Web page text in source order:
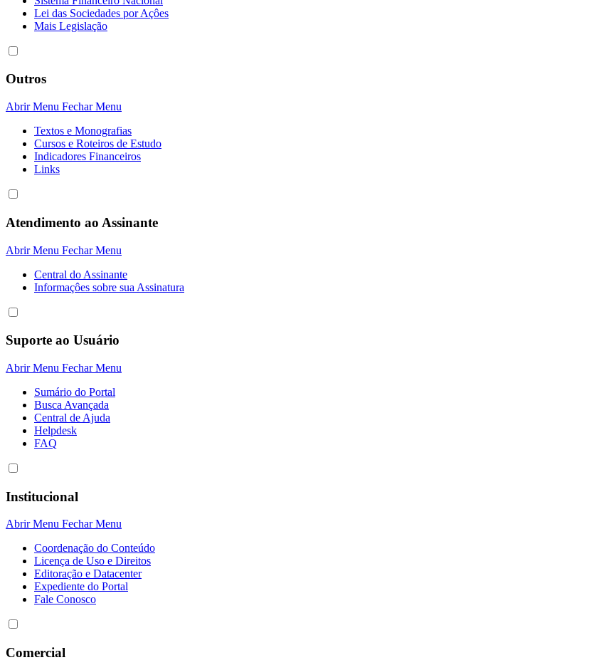
Lei das Sociedades por Açôes
Mais Legislação
Outros
Abrir Menu Fechar Menu
Textos e Monografias
Cursos e Roteiros de Estudo
Indicadores Financeiros
Links
Atendimento ao Assinante
Abrir Menu Fechar Menu
Central do Assinante
Informaçôes sobre sua Assinatura
Suporte ao Usuário
Abrir Menu Fechar Menu
Sumário do Portal
Busca Avançada
Central de Ajuda
Helpdesk
FAQ
Institucional
Abrir Menu Fechar Menu
Coordenação do Conteúdo
Licença de Uso e Direitos
Editoração e Datacenter
Expediente do Portal
Fale Conosco
Comercial